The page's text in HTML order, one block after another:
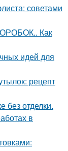
советами
Как
идей для
рецепт
без отделки.
в